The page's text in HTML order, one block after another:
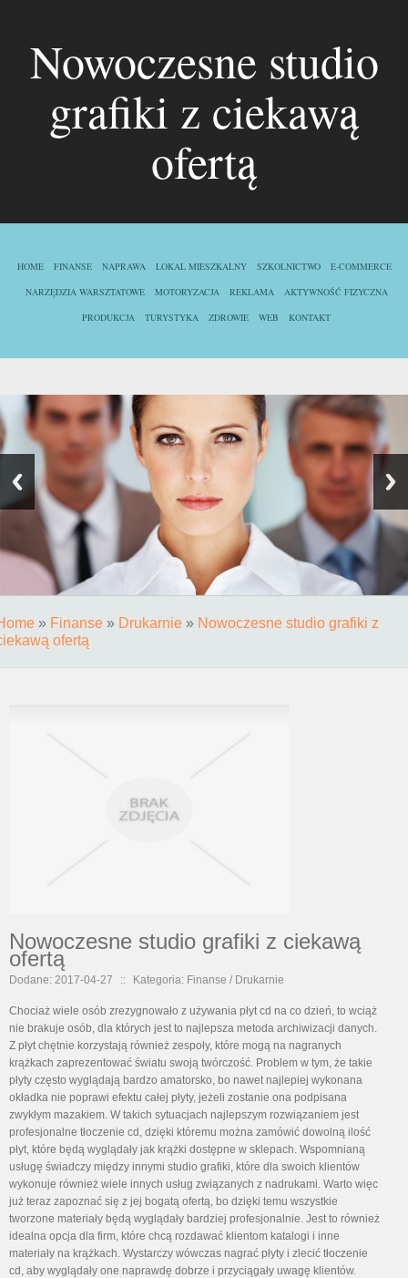
Nowoczesne studio
grafiki z ciekawą
ofertą
HOME FINANSE NAPRAWA LOKAL MIESZKALNY SZKOLNICTWO
E-COMMERCE
NARZĘDZIA WARSZTATOWE
MOTORYZACJA REKLAMA
AKTYWNOŚĆ FIZYCZNA
PRODUKCJA
TURYSTYKA ZDROWIE WEB KONTAKT
» Finanse » Drukarnie » Nowoczesne studio grafiki z
ofertą
Nowoczesne studio grafiki z ciekawą
ofertą
Dodane: 2017-04-27 :: Kategoria: Finanse / Drukarnie
Chociaż wiele osób zrezygnowało z używania płyt cd na co dzień, to wciąż
nie brakuje osób, dla których jest to najlepsza metoda archiwizacji danych.
Z płyt chętnie korzystają również zespoły, które mogą na nagranych
krążkach zaprezentować światu swoją twórczość. Problem w tym, że takie
płyty często wyglądają bardzo amatorsko, bo nawet najlepiej wykonana
okładka nie poprawi efektu całej płyty, jeżeli zostanie ona podpisana
zwykłym mazakiem. W takich sytuacjach najlepszym rozwiązaniem jest
profesjonalne tłoczenie cd, dzięki któremu można zamówić dowolną ilość
płyt, które będą wyglądały jak krążki dostępne w sklepach. Wspomnianą
usługę świadczy między innymi studio grafiki, które dla swoich klientów
wykonuje również wiele innych usług związanych z nadrukami. Warto więc
już teraz zapoznać się z jej bogatą ofertą, bo dzięki temu wszystkie
tworzone materiały będą wyglądały bardziej profesjonalnie. Jest to również
idealna opcja dla firm, które chcą rozdawać klientom katalogi i inne
materiały na krążkach. Wystarczy wówczas nagrać płyty i zlecić tłoczenie
cd, aby wyglądały one naprawdę dobrze i przyciągały uwagę klientów.